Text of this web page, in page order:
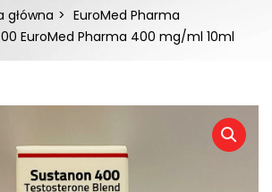
główna
EuroMed Pharma
EuroMed Pharma 400 mg/ml 10ml